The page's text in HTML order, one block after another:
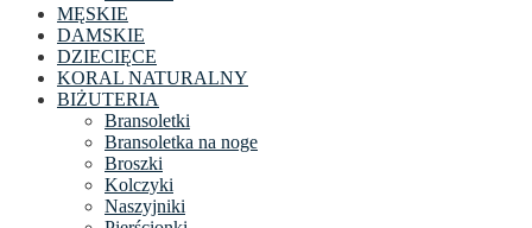
MĘSKIE
DAMSKIE
DZIECIĘCE
KORAL NATURALNY
BIŻUTERIA
Bransoletki
Bransoletka na noge
Broszki
Kolczyki
Naszyjniki